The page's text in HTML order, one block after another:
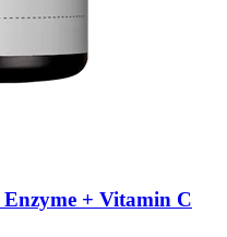
Enzyme + Vitamin C